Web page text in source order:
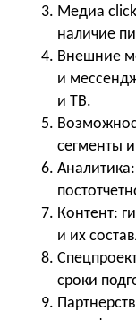
Медиа
наличие
Внешние
и
и ТВ.
сегменты
Контент:
и их
сроки